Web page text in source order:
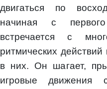
двигаться по
начиная с
встречается с
ритмических
в них. Он шагает,
игровые движения